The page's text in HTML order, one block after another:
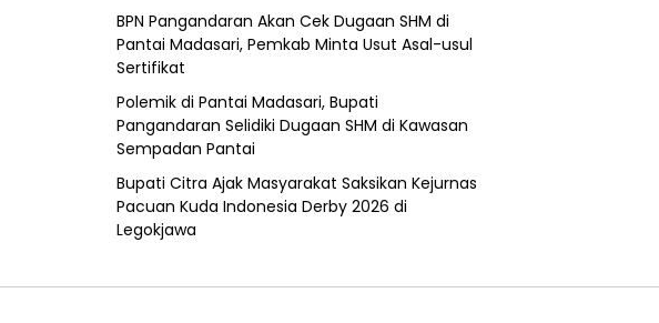
BPN Pangandaran Akan Cek Dugaan SHM di
Pantai Madasari, Pemkab Minta Usut Asal-usul
Sertifikat
Polemik di Pantai Madasari, Bupati
Pangandaran Selidiki Dugaan SHM di Kawasan
Sempadan Pantai
Bupati Citra Ajak Masyarakat Saksikan Kejurnas
Pacuan Kuda Indonesia Derby 2026 di
Legokjawa